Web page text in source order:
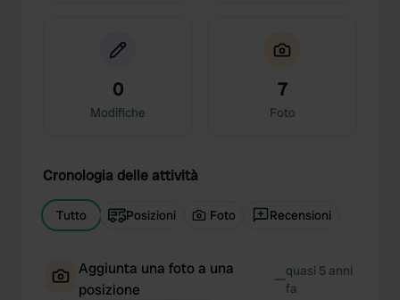
0
Modifiche
7
Foto
Cronologia delle attività
Tutto Posizioni Foto Recensioni
Aggiunta una foto a una
posizione
—quasi 5 anni
fa